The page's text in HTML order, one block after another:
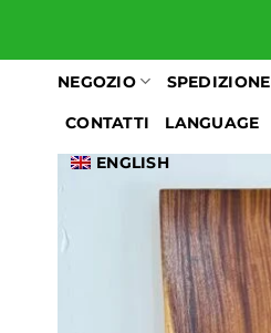
NEGOZIO SPEDIZIONE
CONTATTI LANGUAGE
ENGLISH